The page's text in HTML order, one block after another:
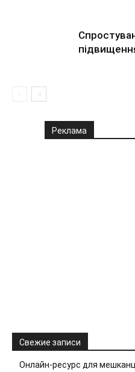
Реклама
Свежие записи
Онлайн-ресурс для